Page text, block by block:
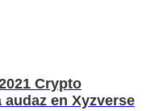
Crypto
en Xyzverse